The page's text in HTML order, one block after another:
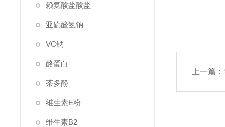
赖氨酸盐酸盐
亚硫酸氢钠
VC钠
酪蛋白
茶多酚
维生素E粉
维生素B2
上一篇：